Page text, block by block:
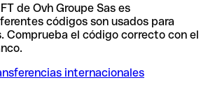
de Ovh Groupe Sas es
códigos son usados para
Comprueba el código correcto con el
internacionales